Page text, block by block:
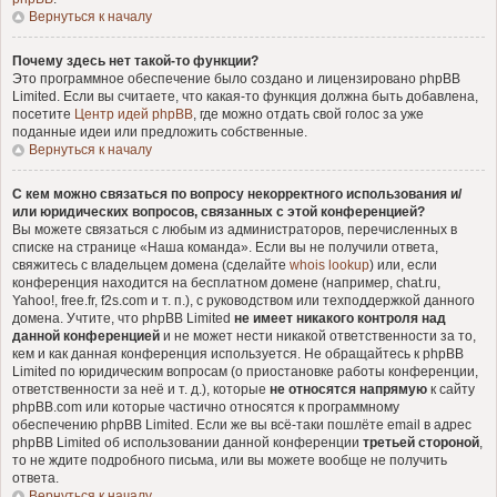
Вернуться к началу
Почему здесь нет такой-то функции?
Это программное обеспечение было создано и лицензировано phpBB
Limited. Если вы считаете, что какая-то функция должна быть добавлена,
посетите Центр идей phpBB, где можно отдать свой голос за уже
поданные идеи или предложить собственные.
Вернуться к началу
С кем можно связаться по вопросу некорректного использования и/
или юридических вопросов, связанных с этой конференцией?
Вы можете связаться с любым из администраторов, перечисленных в
списке на странице «Наша команда». Если вы не получили ответа,
свяжитесь с владельцем домена (сделайте whois lookup) или, если
конференция находится на бесплатном домене (например, chat.ru,
Yahoo!, free.fr, f2s.com и т. п.), с руководством или техподдержкой данного
домена. Учтите, что phpBB Limited не имеет никакого контроля над
данной конференцией и не может нести никакой ответственности за то,
кем и как данная конференция используется. Не обращайтесь к phpBB
Limited по юридическим вопросам (о приостановке работы конференции,
ответственности за неё и т. д.), которые не относятся напрямую к сайту
phpBB.com или которые частично относятся к программному
обеспечению phpBB Limited. Если же вы всё-таки пошлёте email в адрес
phpBB Limited об использовании данной конференции третьей стороной,
то не ждите подробного письма, или вы можете вообще не получить
ответа.